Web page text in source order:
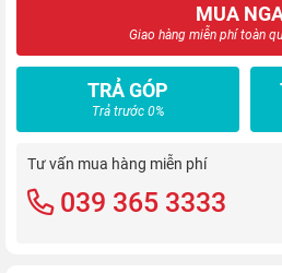
MUA
Giao hàng miễn phí toàn
TRẢ GÓP
Trả trước 0%
Tư vấn mua hàng miễn phí
039 365 3333